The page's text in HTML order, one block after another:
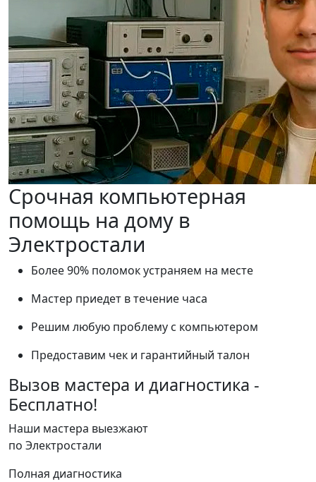
Срочная компьютерная
помощь на дому в
Электростали
Более 90% поломок устраняем на месте
Мастер приедет в течение часа
Решим любую проблему с компьютером
Предоставим чек и гарантийный талон
Вызов мастера и диагностика -
Бесплатно!
Наши мастера выезжают
по Электростали
Полная диагностика